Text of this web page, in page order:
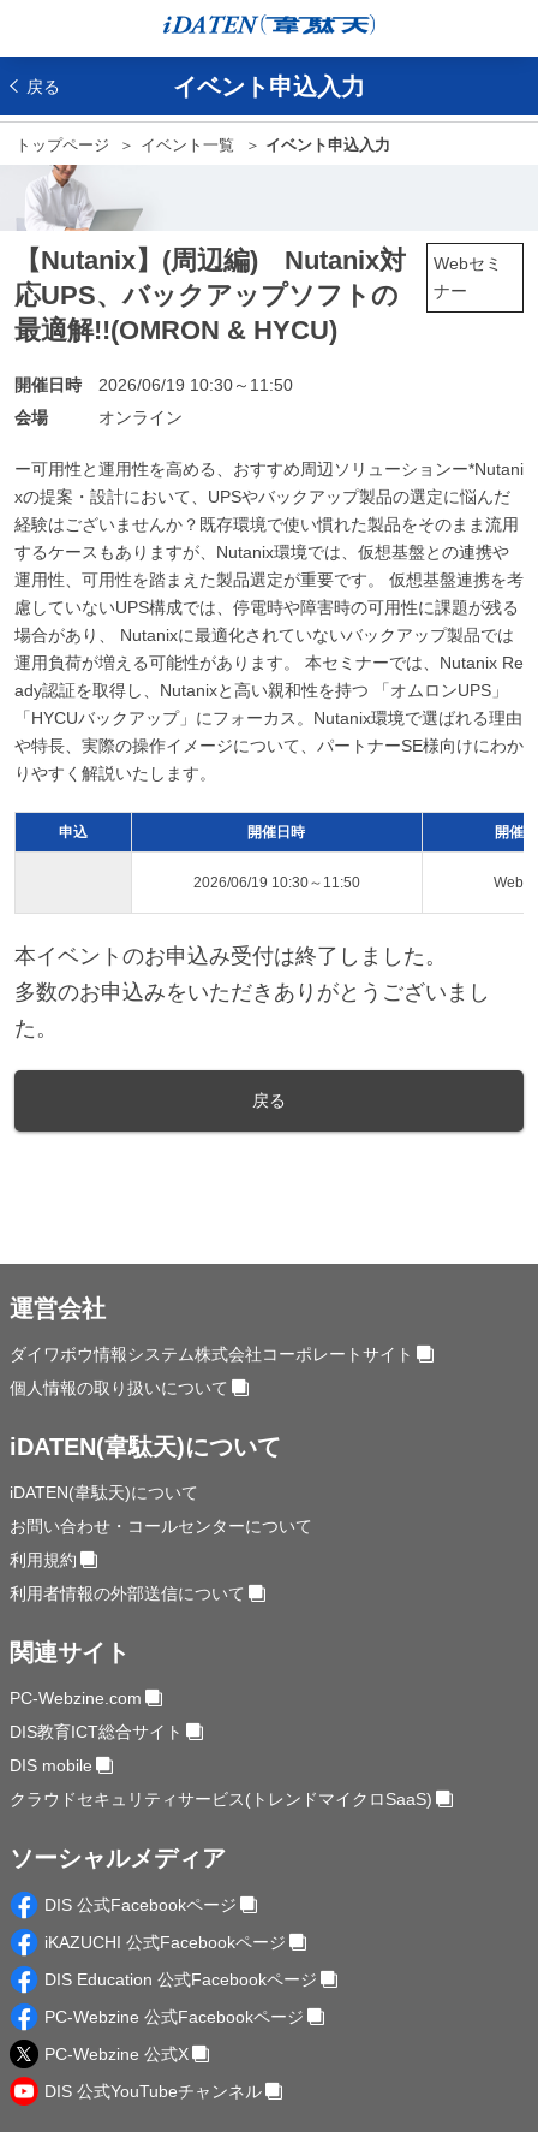
戻る イベント申込入力
トップページ イベント一覧 イベント申込入力
Webセミ
ナー
【Nutanix】(周辺編) Nutanix対
応UPS、バックアップソフトの
最適解!!(OMRON & HYCU)
開催日時
2026/06/19 10:30～11:50
会場
オンライン
ー可用性と運用性を高める、おすすめ周辺ソリューションー*Nutani
xの提案・設計において、UPSやバックアップ製品の選定に悩んだ
経験はございませんか？既存環境で使い慣れた製品をそのまま流用
するケースもありますが、Nutanix環境では、仮想基盤との連携や
運用性、可用性を踏まえた製品選定が重要です。 仮想基盤連携を考
慮していないUPS構成では、停電時や障害時の可用性に課題が残る
場合があり、 Nutanixに最適化されていないバックアップ製品では
運用負荷が増える可能性があります。 本セミナーでは、Nutanix Re
ady認証を取得し、Nutanixと高い親和性を持つ 「オムロンUPS」
「HYCUバックアップ」にフォーカス。Nutanix環境で選ばれる理由
や特長、実際の操作イメージについて、パートナーSE様向けにわか
りやすく解説いたします。
申込 開催日時 開催
2026/06/19 10:30～11:50 Web
本イベントのお申込み受付は終了しました。
多数のお申込みをいただきありがとうございまし
た。
戻る
運営会社
ダイワボウ情報システム株式会社コーポレートサイト
個人情報の取り扱いについて
iDATEN(韋駄天)について
iDATEN(韋駄天)について
お問い合わせ・コールセンターについて
利用規約
利用者情報の外部送信について
関連サイト
PC-Webzine.com
DIS教育ICT総合サイト
DIS mobile
クラウドセキュリティサービス(トレンドマイクロSaaS)
ソーシャルメディア
DIS 公式Facebookページ
iKAZUCHI 公式Facebookページ
DIS Education 公式Facebookページ
PC-Webzine 公式Facebookページ
PC-Webzine 公式X
DIS 公式YouTubeチャンネル